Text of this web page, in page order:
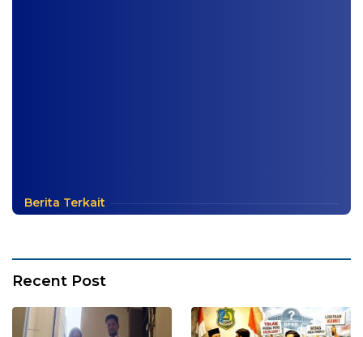
Berita Terkait
Recent Post